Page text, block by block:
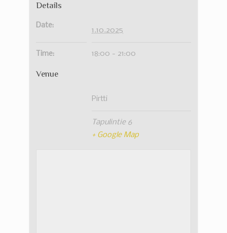
Details
Date:
1.10.2025
Time: 18:00 - 21:00
Venue
Pirtti
Tapulintie 6
+ Google Map